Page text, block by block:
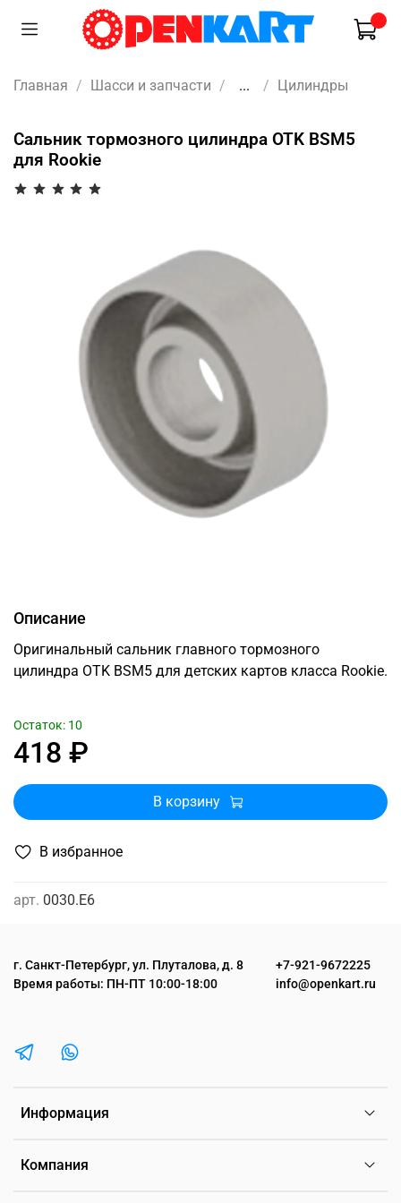
Главная Шасси и запчасти ... Цилиндры
Сальник тормозного цилиндра OTK BSM5
для Rookie
В избранное
арт. 0030.E6
Описание
Оригинальный сальник главного тормозного
цилиндра OTK BSM5 для детских картов класса Rookie.
418 ₽
Остаток: 10
В корзину
Информация
Компания
г. Санкт-Петербург, ул. Плуталова, д. 8
Время работы: ПН-ПТ 10:00-18:00
+7-921-9672225
info@openkart.ru